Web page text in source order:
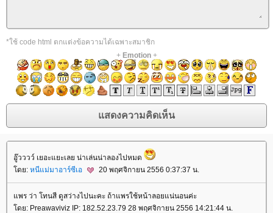
*ใช้ code html ตกแต่งข้อความได้เฉพาะสมาชิก
+ Emotion+
อู๊วววว์ เยอะแยะเลย น่าเล่นน่าลองไปหมด
ดย: หนีแม่มาอาร์ซีเอ 20 พฤศจิกายน 2556 0:37:37 น.
พร ว่า โทนสี ดูสว่างไปนะคะ ถ้าแพรใช้หน้าลอยแน่นอนค่ะ
ดย: Preawaviviz IP: 182.52.23.79 28 พฤศจิกายน 2556 14:21:44 น.